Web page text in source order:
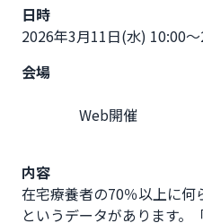
日時
2026年3月11日(水) 10:00
会場
内容
在宅療養者の70％以上に何
というデータがあります。